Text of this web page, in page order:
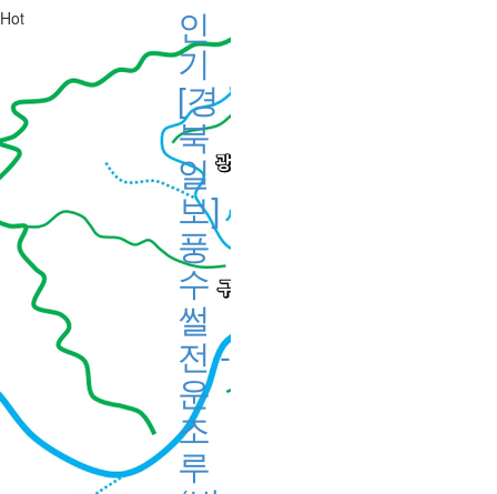
Hot
인
기
[경
북
일
보]
풍
수
썰
전 -
운
조
루